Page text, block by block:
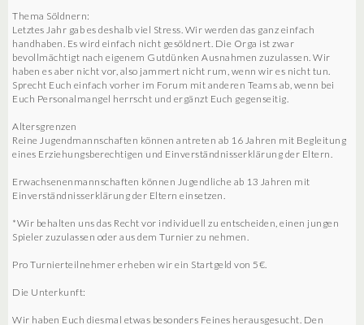
Thema Söldnern:
Letztes Jahr gab es deshalb viel Stress. Wir werden das ganz einfach
handhaben. Es wird einfach nicht gesöldnert. Die Orga ist zwar
bevollmächtigt nach eigenem Gutdünken Ausnahmen zuzulassen. Wir
haben es aber nicht vor, also jammert nicht rum, wenn wir es nicht tun.
Sprecht Euch einfach vorher im Forum mit anderen Teams ab, wenn bei
Euch Personalmangel herrscht und ergänzt Euch gegenseitig.
Altersgrenzen
Reine Jugendmannschaften können antreten ab 16 Jahren mit Begleitung
eines Erziehungsberechtigen und Einverständnisserklärung der Eltern.
Erwachsenenmannschaften können Jugendliche ab 13 Jahren mit
Einverständnisserklärung der Eltern einsetzen.
*Wir behalten uns das Recht vor individuell zu entscheiden, einen jungen
Spieler zuzulassen oder aus dem Turnier zu nehmen.
Pro Turnierteilnehmer erheben wir ein Startgeld von 5€.
Die Unterkunft:
Wir haben Euch diesmal etwas besonders Feines herausgesucht. Den